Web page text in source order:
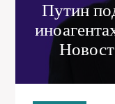
Путин